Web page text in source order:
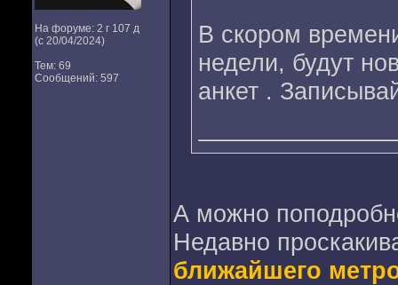
На форуме: 2 г 107 д
(с 20/04/2024)
Тем: 69
Сообщений: 597
В скором
недели, будут
анкет .
А можно
Недавно
ближайшего